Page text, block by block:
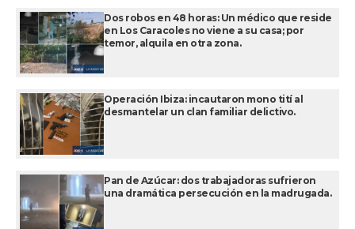
Dos robos en 48 horas: Un médico que reside
en Los Caracoles no viene a su casa; por
temor, alquila en otra zona.
Operación Ibiza: incautaron mono tití al
desmantelar un clan familiar delictivo.
Pan de Azúcar: dos trabajadoras sufrieron
una dramática persecución en la madrugada.